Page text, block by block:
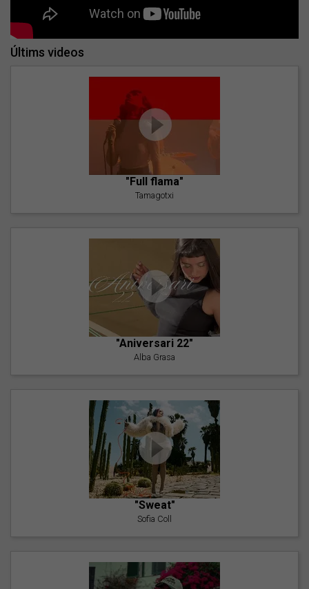
Últims videos
"Full flama"
Tamagotxi
"Aniversari 22"
Alba Grasa
"Sweat"
Sofia Coll